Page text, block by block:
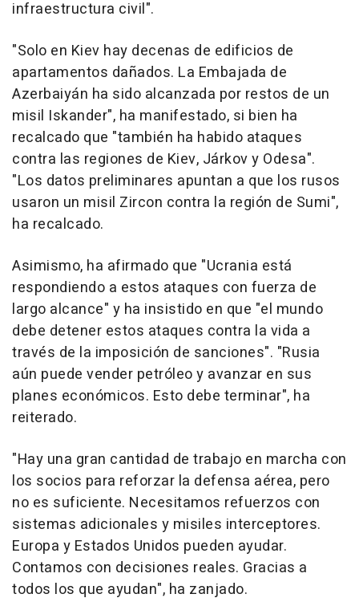
infraestructura civil".
"Solo en Kiev hay decenas de edificios de
apartamentos dañados. La Embajada de
Azerbaiyán ha sido alcanzada por restos de un
misil Iskander", ha manifestado, si bien ha
recalcado que "también ha habido ataques
contra las regiones de Kiev, Járkov y Odesa".
"Los datos preliminares apuntan a que los rusos
usaron un misil Zircon contra la región de Sumi",
ha recalcado.
Asimismo, ha afirmado que "Ucrania está
respondiendo a estos ataques con fuerza de
largo alcance" y ha insistido en que "el mundo
debe detener estos ataques contra la vida a
través de la imposición de sanciones". "Rusia
aún puede vender petróleo y avanzar en sus
planes económicos. Esto debe terminar", ha
reiterado.
"Hay una gran cantidad de trabajo en marcha con
los socios para reforzar la defensa aérea, pero
no es suficiente. Necesitamos refuerzos con
sistemas adicionales y misiles interceptores.
Europa y Estados Unidos pueden ayudar.
Contamos con decisiones reales. Gracias a
todos los que ayudan", ha zanjado.